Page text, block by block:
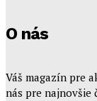
O nás
Váš magazín pre
nás pre najnovšie